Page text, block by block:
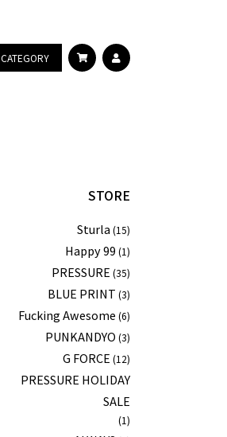
CATEGORY
STORE
Sturla (15)
Happy 99 (1)
PRESSURE (35)
BLUE PRINT (3)
Fucking Awesome (6)
PUNKANDYO (3)
G FORCE (12)
PRESSURE HOLIDAY
SALE
(1)